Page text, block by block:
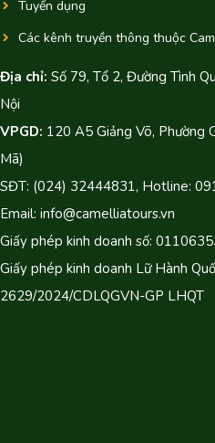
Tuyển dụng
Các kênh truyền thông thuộc
Địa chỉ: Số 79, Tổ 2, Đường Tình
Nội
VPGD: 120 A5 Giảng Võ, Phường
Mã)
SĐT: (024) 32444831, Hotline:
Email: info@camelliatours.vn
Giấy phép kinh doanh số:
Giấy phép kinh doanh Lữ Hành
2629/2024/CDLQGVN-GP LHQT